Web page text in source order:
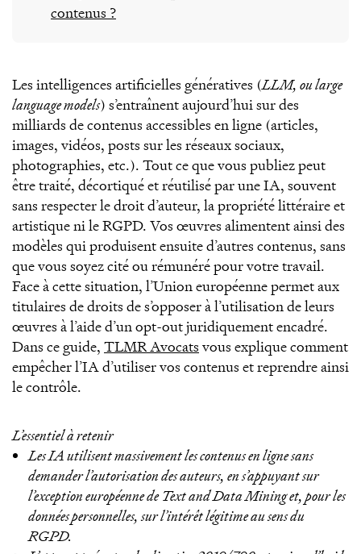
contenus ?
Les intelligences artificielles génératives (LLM, ou large
language models) s’entraînent aujourd’hui sur des
milliards de contenus accessibles en ligne (articles,
images, vidéos, posts sur les réseaux sociaux,
photographies, etc.). Tout ce que vous publiez peut
être traité, décortiqué et réutilisé par une IA, souvent
sans respecter le droit d’auteur, la propriété littéraire et
artistique ni le RGPD. Vos œuvres alimentent ainsi des
modèles qui produisent ensuite d’autres contenus, sans
que vous soyez cité ou rémunéré pour votre travail.
Face à cette situation, l’Union européenne permet aux
titulaires de droits de s’opposer à l’utilisation de leurs
œuvres à l’aide d’un opt-out juridiquement encadré.
Dans ce guide, TLMR Avocats vous explique comment
empêcher l’IA d’utiliser vos contenus et reprendre ainsi
le contrôle.
L’essentiel à retenir
Les IA utilisent massivement les contenus en ligne sans
demander l’autorisation des auteurs, en s’appuyant sur
l’exception européenne de Text and Data Mining et, pour les
données personnelles, sur l’intérêt légitime au sens du
RGPD.